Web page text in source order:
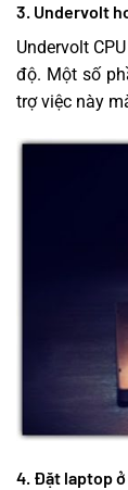
3. Undervolt
Undervolt
độ. Một số
trợ việc này
4. Đặt laptop